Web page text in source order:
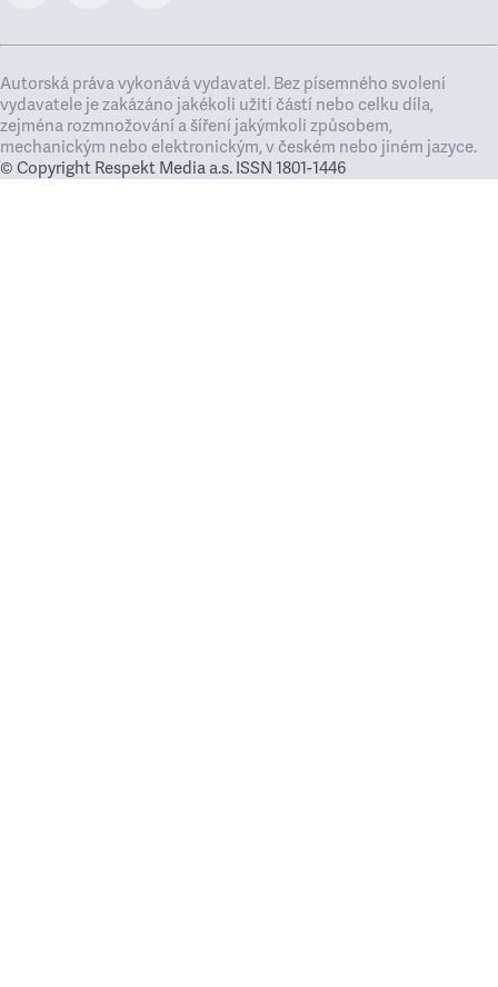
Autorská práva vykonává vydavatel. Bez písemného svolení
vydavatele je zakázáno jakékoli užití částí nebo celku díla,
zejména rozmnožování a šíření jakýmkoli způsobem,
mechanickým nebo elektronickým, v českém nebo jiném jazyce.
© Copyright Respekt Media a.s. ISSN 1801-1446